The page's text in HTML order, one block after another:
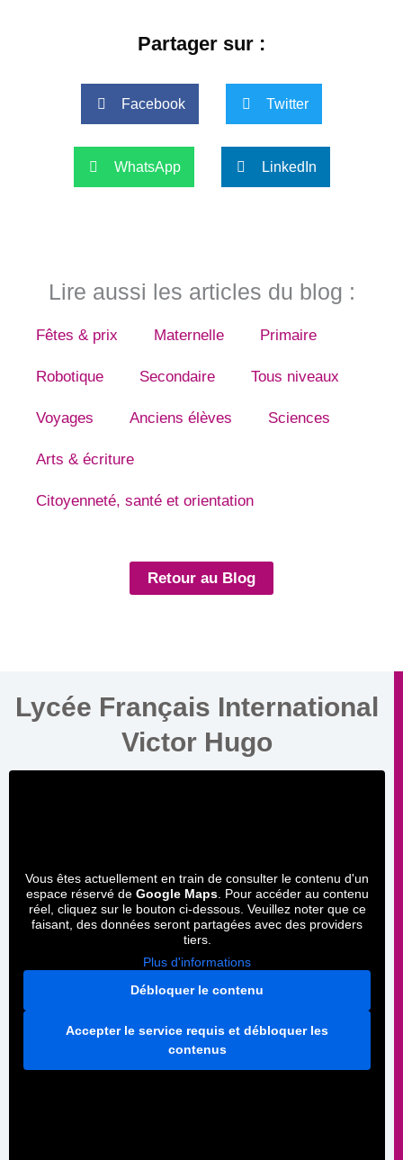
Partager sur :
Facebook Twitter
WhatsApp LinkedIn
Lire aussi les articles du blog :
Fêtes & prix Maternelle Primaire
Robotique Secondaire Tous niveaux
Voyages Anciens élèves Sciences
Arts & écriture
Citoyenneté, santé et orientation
Retour au Blog
Lycée Français International
Victor Hugo
Vous êtes actuellement en train de consulter le contenu d'un
espace réservé de Google Maps. Pour accéder au contenu
réel, cliquez sur le bouton ci-dessous. Veuillez noter que ce
faisant, des données seront partagées avec des providers
tiers.
Plus d'informations
Débloquer le contenu
Accepter le service requis et débloquer les
contenus